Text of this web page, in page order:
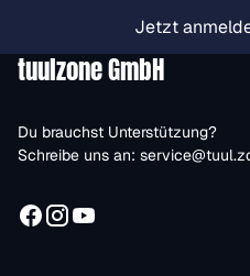
Jetzt
tuulzone GmbH
Du brauchst Unterstützung?
Schreibe uns an: